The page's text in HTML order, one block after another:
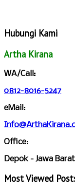
Hubungi Kami
Artha Kirana
WA/Call:
0812-8016-5247
eMail:
Office:
Depok - Jawa Barat
Most Viewed